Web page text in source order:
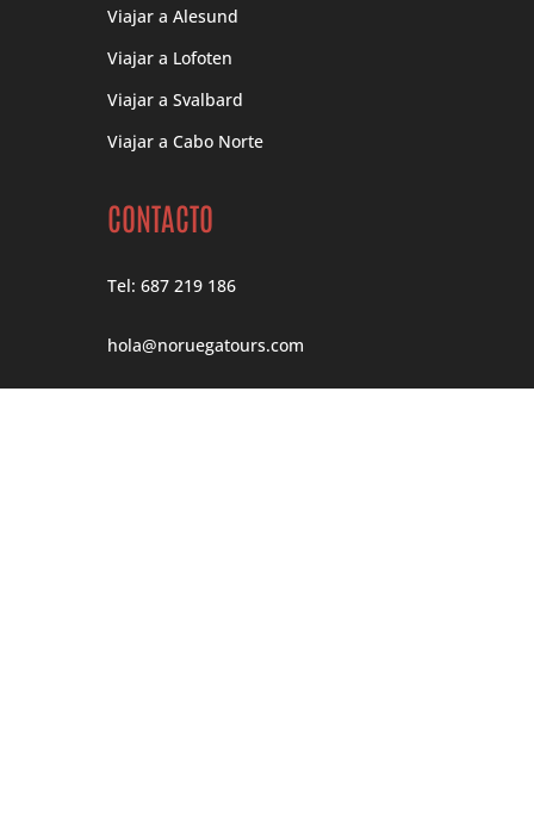
Viajar a Alesund
Viajar a Lofoten
Viajar a Svalbard
Viajar a Cabo Norte
CONTACTO
Tel: 687 219 186
hola@noruegatours.com